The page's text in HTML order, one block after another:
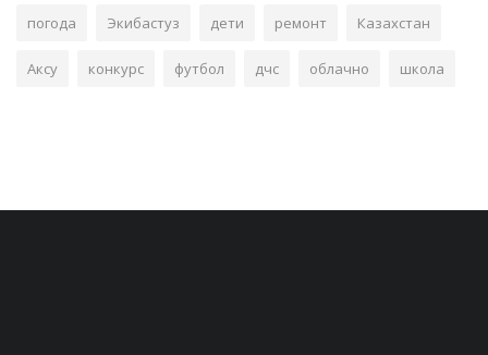
погода Экибастуз дети ремонт Казахстан
Аксу конкурс футбол дчс облачно школа